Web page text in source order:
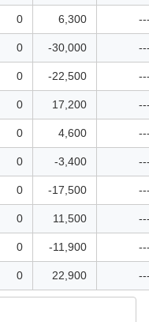
0 6,300
0 -30,000
0 -22,500
0 17,200
0 4,600
0 -3,400
0 -17,500
0 11,500
0 -11,900
0 22,900